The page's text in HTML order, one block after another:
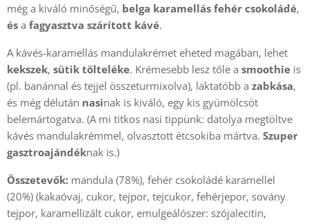
még a kiváló minőségű, belga karamellás fehér csokoládé,
és a fagyasztva szárított kávé.
A kávés-karamellás mandulakrémet eheted magában, lehet
kekszek, sütik tölteléke. Krémesebb lesz tőle a smoothie is
(pl. banánnal és tejjel összeturmixolva), laktatóbb a zabkása,
és még délután nasinak is kiváló, egy kis gyümölcsöt
belemártogatva. (A mi titkos nasi tippünk: datolya megtöltve
kávés mandulakrémmel, olvasztott étcsokiba mártva. Szuper
gasztroajándéknak is.)
Összetevők: mandula (78%), fehér csokoládé karamellel
(20%) (kakaóvaj, cukor, tejpor, tejcukor, fehérjepor, sovány
tejpor, karamellizált cukor, emulgeálószer: szójalecitin,